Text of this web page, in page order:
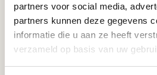
partners voor social media,
partners kunnen deze gegevens
informatie die u aan ze heeft
verzameld op basis van uw
pH-tester, PH2000